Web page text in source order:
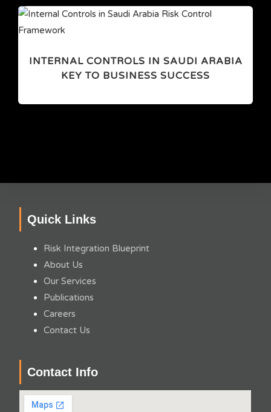
INTERNAL CONTROLS IN SAUDI ARABIA
KEY TO BUSINESS SUCCESS
Quick Links
Risk Integration Blueprint
About Us
Our Services
Publications
Careers
Contact Us
Contact Info